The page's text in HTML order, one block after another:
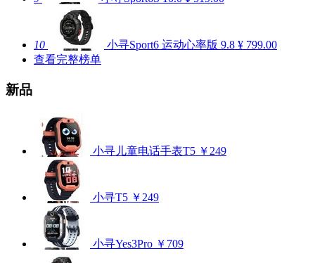
10 小寻Sport6 运动心率版 9.8 ¥ 799.00
查看完整榜单
新品
小寻儿童电话手表T5 ￥249
小寻T5 ￥249
小寻Yes3Pro ￥709